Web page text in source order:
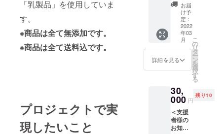
「乳製品」を使用していま
す。
※商品は全て無添加です。
※商品は全て送料込です。
プロジェクトで実
現したいこと
ディン
グ終了
後〜5ヵ
月以内
に、順
番に製
送とな
りま
ホール
を分け
て個装
で発送
する場
合もあ
りま
す。 ※
※商品は
無添加
です。
工場内
で「小
麦粉」
してお
りま
す。
（味は
おまか
せくだ
さい）
お子さ
ど、柔
らかく
い味が
好みの
方は喜
援者の
お知ら
せをお
菓子の
（袋）
に貼付
けま
す。 企
自身の
インス
タを広
げる活
動等の
お知ら
お届
け予
定：
2022
年03
月
詳細を見る
こ
の
リ
タ
ー
ン
を
選
択
す
る
30,
000 円
残り10
＜支援
者様の
お知ら